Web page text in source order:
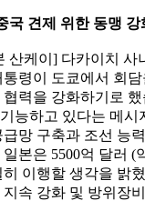
국 견제 위한 동맹 강
산케이] 다카이치 사
령이 도쿄에서 회담
력을 강화하기로 했
능하고 있다는 메시
망 구축과 조선 능
본은 5500억 달러 (
이행할 생각을 밝
속 강화 및 방위장